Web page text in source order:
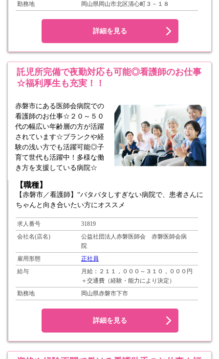
勤務地
岡山県岡山市北区清心町３－１８
詳細を見る
託児所完備で夜勤対応も可能◎看護師のお仕事
☆福利厚生も充実！！
赤磐市にある医師会病院での
看護師のお仕事☆２０～５０
代の幅広い年齢層の方が活躍
されています☆ブランクや経
験の浅い方でも活躍可能◎子
育て世代も活躍中！多様な働
き方を支援している病院☆
【職種】
【赤磐市／看護師】“バタバタしすぎない病院で、患者さんに
ちゃんと向き合いたい方にオススメ
求人番号
31819
会社名(店名)
公益社団法人赤磐医師会 赤磐医師会病
院
雇用形態
正社員
給与
月給：２１１，０００～３１０，０００円
＋交通費（経験・能力により決定）
勤務地
岡山県赤磐市下市
詳細を見る